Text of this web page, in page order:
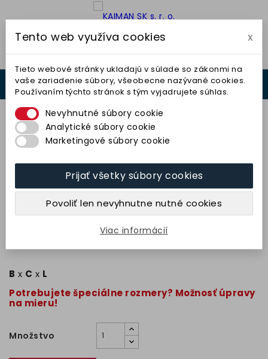
 

Segment obdĺžnikový 90x35x150
(99BA24K9V) TYROLIT
9,94 € bez DPH 12,22 € s DPH
B x C x L
Potrebujete špeciálne rozmery? Možnosť úpravy
na mieru!
Množstvo
Tento web využíva cookies x
Tieto webové stránky ukladajú v súlade so zákonmi na
vaše zariadenie súbory, všeobecne nazývané cookies.
Používaním týchto stránok s tým vyjadrujete súhlas.
Nevyhnutné súbory cookie
Analytické súbory cookie
Marketingové súbory cookie
Prijať všetky súbory cookies
Povoliť len nevyhnutne nutné cookies
Viac informácií